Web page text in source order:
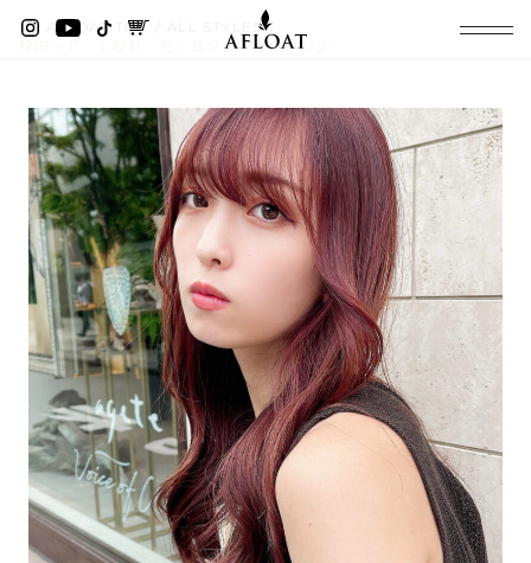
AFLOAT TOP
ALL STYLES
韓国ヘア くびれ セミロング うすバング